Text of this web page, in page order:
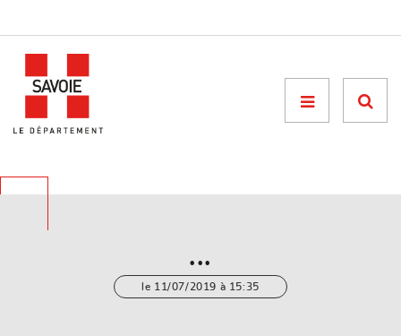
Menu

...
le 11/07/2019 à 15:35